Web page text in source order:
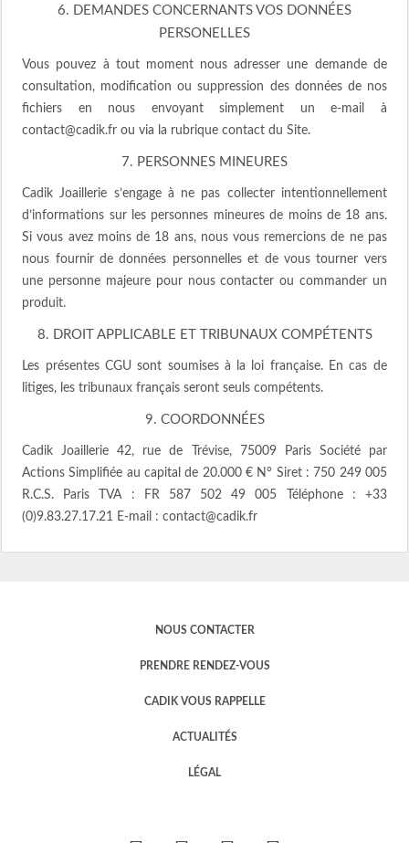
6. DEMANDES CONCERNANTS VOS DONNÉES
PERSONELLES
Vous pouvez à tout moment nous adresser une demande de
consultation, modification ou suppression des données de nos
fichiers en nous envoyant simplement un e-mail à
contact@cadik.fr ou via la rubrique contact du Site.
7. PERSONNES MINEURES
Cadik Joaillerie s’engage à ne pas collecter intentionnellement
d’informations sur les personnes mineures de moins de 18 ans.
Si vous avez moins de 18 ans, nous vous remercions de ne pas
nous fournir de données personnelles et de vous tourner vers
une personne majeure pour nous contacter ou commander un
produit.
8. DROIT APPLICABLE ET TRIBUNAUX COMPÉTENTS
Les présentes CGU sont soumises à la loi française. En cas de
litiges, les tribunaux français seront seuls compétents.
9. COORDONNÉES
Cadik Joaillerie 42, rue de Trévise, 75009 Paris Société par
Actions Simplifiée au capital de 20.000 € N° Siret : 750 249 005
R.C.S. Paris TVA : FR 587 502 49 005 Téléphone : +33
(0)9.83.27.17.21 E-mail : contact@cadik.fr
NOUS CONTACTER
PRENDRE RENDEZ-VOUS
CADIK VOUS RAPPELLE
ACTUALITÉS
LÉGAL